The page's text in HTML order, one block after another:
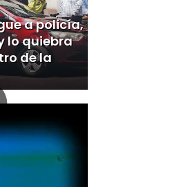
a policía,
lo quiebra
de la